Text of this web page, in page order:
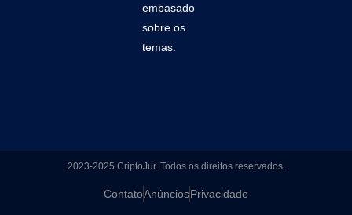
embasado
sobre os
temas.
2023-2025 CriptoJur. Todos os direitos reservados.
ContatoAnúnciosPrivacidade